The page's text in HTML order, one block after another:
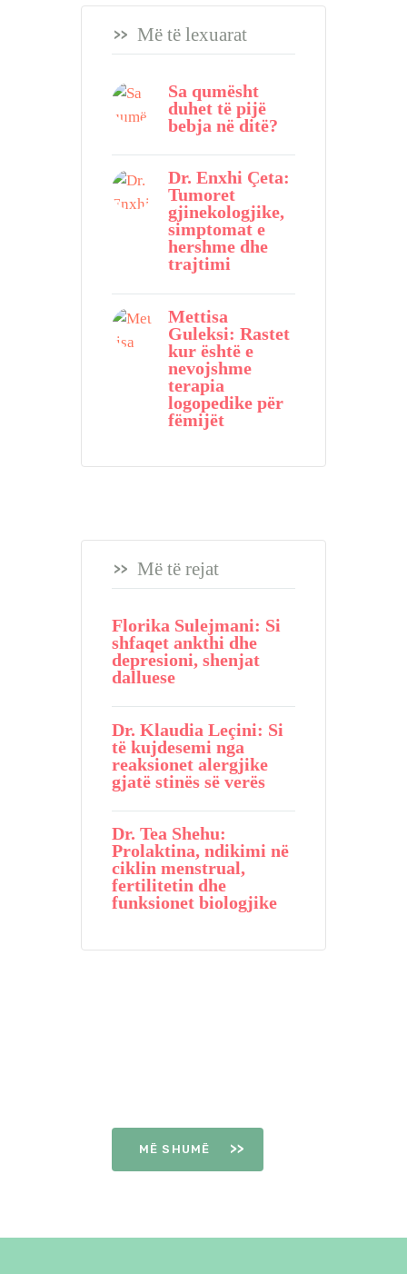
Më të lexuarat
Sa qumësht
duhet të pijë
bebja në ditë?
Dr. Enxhi Çeta:
Tumoret
gjinekologjike,
simptomat e
hershme dhe
trajtimi
Mettisa
Guleksi: Rastet
kur është e
nevojshme
terapia
logopedike për
fëmijët
Më të rejat
Florika Sulejmani: Si
shfaqet ankthi dhe
depresioni, shenjat
dalluese
Dr. Klaudia Leçini: Si
të kujdesemi nga
reaksionet alergjike
gjatë stinës së verës
Dr. Tea Shehu:
Prolaktina, ndikimi në
ciklin menstrual,
fertilitetin dhe
funksionet biologjike
MË SHUMË